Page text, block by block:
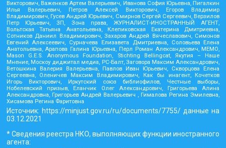
Викторович, Важенков Артем Валерьевич, Иванова София Юрьевна, Пигалкин
Илья Валерьевич, Петров Алексей Викторович, Егоров Владимир
Владимирович, Гусев Андрей Юрьевич, Смирнов Сергей Сергеевич, Верзилов
Петр Юрьевич, ЗП, Зона права, ЖУРНАЛИСТ-ИНОСТРАННЫЙ АГЕНТ,
Вольтская Татьяна Анатольевна, Клепиковская Екатерина Дмитриевна,
Сотников Даниил Владимирович, Захаров Андрей Вячеславович, Симонов
Евгений Алексеевич, Сурначева Елизавета Дмитриевна, Соловьева Елена
Анатольевна, Арапова Галина Юрьевна, Перл Роман Александрович, МЕМО,
Mason G.E.S. Anonymous Foundation, Stichting Bellingcat, Якутия – Наше
Мнение, Москоу диджитал медиа, РС-Балт, Заговора Максим Александрович,
Ветошкина Валерия Валерьевна, Павлов Иван Юрьевич, Скворцова Елена
Сергеевна, Оленичев Максим Владимирович, Как бы инагент, Кочетков
Игорь Викторович, Иркутский союз библиофилов, Честные выборы,
Нобелевский призыв, Еланчик Олег Александрович, Григорьева Алина
Александровна, Григорьев Андрей Валерьевич , Гималова Регина Эмилевна,
Хисамова Регина Фаритовна
Источник: https://minjust.gov.ru/ru/documents/7755/данные на
03.12.2021
* Сведения реестра НКО, выполняющих функции иностранного
агента: